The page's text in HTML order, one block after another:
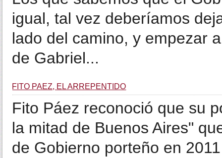
igual, tal vez deberíamos
lado del camino, y empezar
de Gabriel...
FITO PAEZ, EL ARREPENTIDO
Fito Páez reconoció que su
la mitad de Buenos Aires"
de Gobierno porteño en